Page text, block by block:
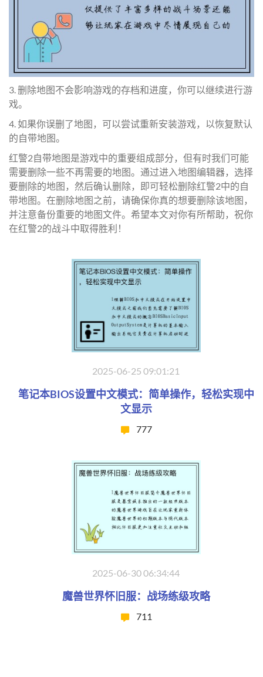
3. 删除地图不会影响游戏的存档和进度，你可以继续进行游
戏。
4. 如果你误删了地图，可以尝试重新安装游戏，以恢复默认
的自带地图。
红警2自带地图是游戏中的重要组成部分，但有时我们可能
需要删除一些不再需要的地图。通过进入地图编辑器，选择
要删除的地图，然后确认删除，即可轻松删除红警2中的自
带地图。在删除地图之前，请确保你真的想要删除该地图，
并注意备份重要的地图文件。希望本文对你有所帮助，祝你
在红警2的战斗中取得胜利！
2025-06-25 09:01:21
笔记本BIOS设置中文模式：简单操作，轻松实现中
文显示
777
2025-06-30 06:34:44
魔兽世界怀旧服：战场练级攻略
711